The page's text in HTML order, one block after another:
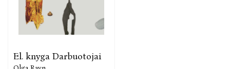
El. knyga Darbuotojai